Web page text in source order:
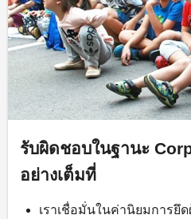
รับผิดชอบในฐานะ
อย่างเต็มที่
เราเชื่อมั่นในค่านิยมการยึ